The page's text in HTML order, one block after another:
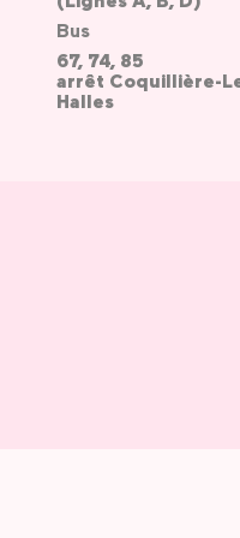
Bus
67, 74, 85
arrêt Coquillière-
Halles